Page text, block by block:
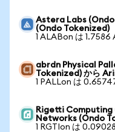
Astera Labs
(Ondo Tokenized)
1 ALABon は 1.7586
abrdn Physical
Tokenized) から
1 PALLon は
Rigetti Computing
Networks (Ondo
1 RGTIon は